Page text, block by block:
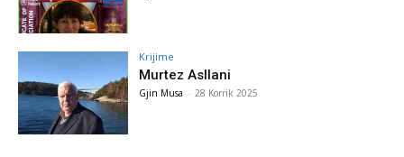
Krijime
Murtez Asllani
Gjin Musa - 28 Korrik 2025